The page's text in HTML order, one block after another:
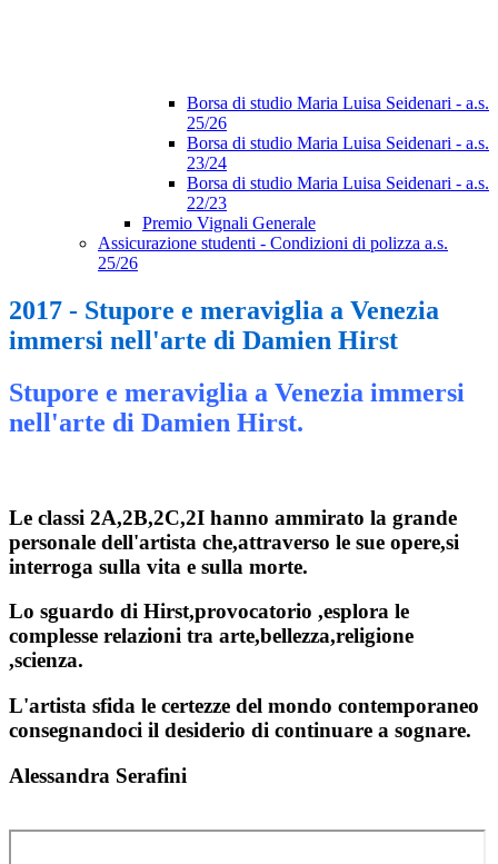
Borsa di studio Maria Luisa Seidenari - a.s.
25/26
Borsa di studio Maria Luisa Seidenari - a.s.
23/24
Borsa di studio Maria Luisa Seidenari - a.s.
22/23
Premio Vignali Generale
Assicurazione studenti - Condizioni di polizza a.s.
25/26
2017 - Stupore e meraviglia a Venezia
immersi nell'arte di Damien Hirst
Stupore e meraviglia a Venezia immersi
nell'arte di Damien Hirst.
Le classi 2A,2B,2C,2I hanno ammirato la grande
personale dell'artista che,attraverso le sue opere,si
interroga sulla vita e sulla morte.
Lo sguardo di Hirst,provocatorio ,esplora le
complesse relazioni tra arte,bellezza,religione
,scienza.
L'artista sfida le certezze del mondo contemporaneo
consegnandoci il desiderio di continuare a sognare.
Alessandra Serafini